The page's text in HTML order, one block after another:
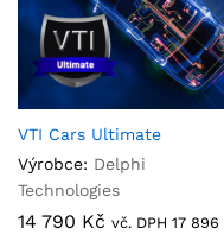
VTI Cars Ultimate
Výrobce: Delphi
Technologies
14 790 Kč vč. DPH 17 896